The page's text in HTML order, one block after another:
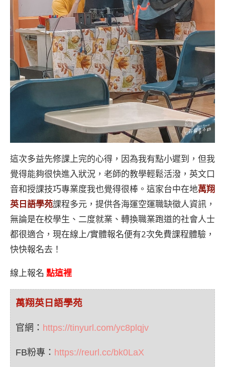
這次多益先修課上完的心得，因為我有點小遲到，但我
覺得能夠很快進入狀況，老師的教學輕鬆活潑，英文口
音和授課技巧專業度我也覺得很棒。這家台中在地萬翔
英日語學苑課程多元，提供各海運空運職缺徵人資訊，
無論是在校學生、二度就業、轉換職業跑道的社會人士
都很適合，現在線上/實體報名便有2次免費課程體驗，
快快報名去！
線上報名 點這裡
萬翔英日語學苑
官網： https://tinyurl.com/yc8plqjv
FB粉專： https://reurl.cc/bk0LaX